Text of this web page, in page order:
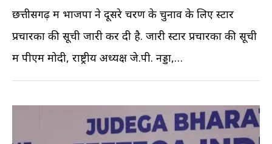
छत्तीसगढ़ में भाजपा ने दूसरे चरण के चुनाव के लिए स्टार
प्रचारकों की सूची जारी कर दी है. जारी स्टार प्रचारकों की सूची
में पीएम मोदी, राष्ट्रीय अध्यक्ष जे.पी. नड्डा,…